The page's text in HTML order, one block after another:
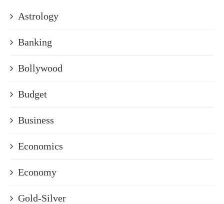
Astrology
Banking
Bollywood
Budget
Business
Economics
Economy
Gold-Silver